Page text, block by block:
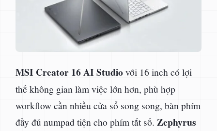
MSI Creator 16 AI Studiovới 16 inch có lợi
thế không gian làm việc lớn hơn, phù hợp
workflow cần nhiều cửa sổ song song, bàn phím
đầy đủ numpad tiện cho phím tắt số. Zephyrus